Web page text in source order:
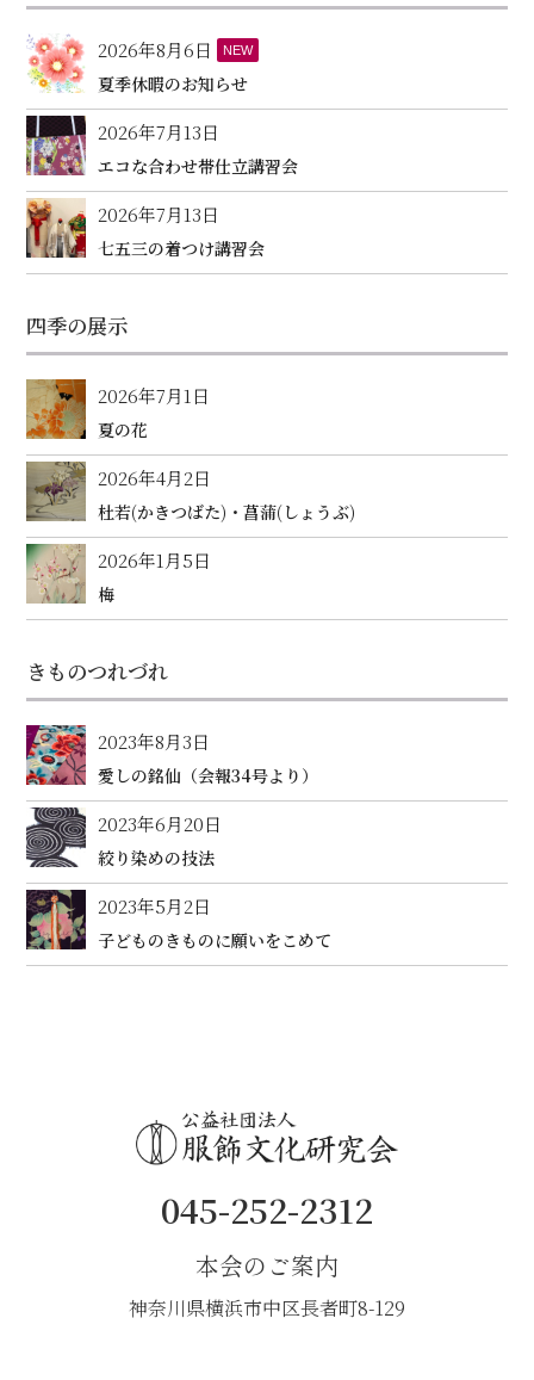
2026年8月6日 NEW
夏季休暇のお知らせ
2026年7月13日
エコな合わせ帯仕立講習会
2026年7月13日
七五三の着つけ講習会
四季の展示
2026年7月1日
夏の花
2026年4月2日
杜若(かきつばた)・菖蒲(しょうぶ)
2026年1月5日
梅
きものつれづれ
2023年8月3日
愛しの銘仙（会報34号より）
2023年6月20日
絞り染めの技法
2023年5月2日
子どものきものに願いをこめて
045-252-2312
本会のご案内
神奈川県横浜市中区長者町8-129